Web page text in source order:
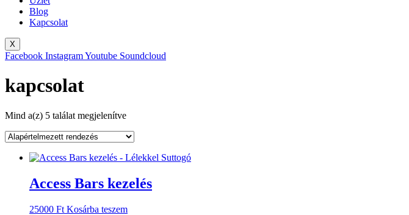
Blog
Kapcsolat
X
Facebook InstagramYoutube Soundcloud
kapcsolat
Mind a(z) 5 találat megjelenítve
Access Bars kezelés
25000 Ft Kosárba teszem